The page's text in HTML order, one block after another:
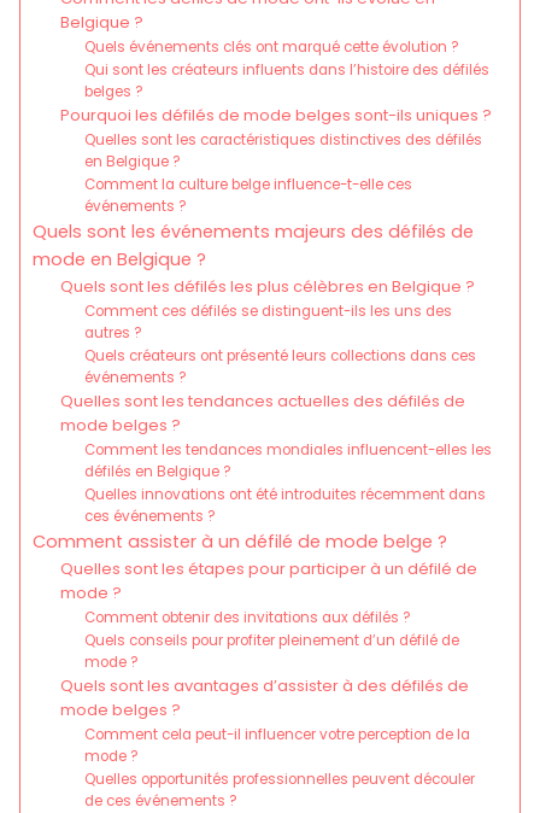
Belgique ?
Quels événements clés ont marqué cette évolution ?
Qui sont les créateurs influents dans l’histoire des défilés
belges ?
Pourquoi les défilés de mode belges sont-ils uniques ?
Quelles sont les caractéristiques distinctives des défilés
en Belgique ?
Comment la culture belge influence-t-elle ces
événements ?
Quels sont les événements majeurs des défilés de
mode en Belgique ?
Quels sont les défilés les plus célèbres en Belgique ?
Comment ces défilés se distinguent-ils les uns des
autres ?
Quels créateurs ont présenté leurs collections dans ces
événements ?
Quelles sont les tendances actuelles des défilés de
mode belges ?
Comment les tendances mondiales influencent-elles les
défilés en Belgique ?
Quelles innovations ont été introduites récemment dans
ces événements ?
Comment assister à un défilé de mode belge ?
Quelles sont les étapes pour participer à un défilé de
mode ?
Comment obtenir des invitations aux défilés ?
Quels conseils pour profiter pleinement d’un défilé de
mode ?
Quels sont les avantages d’assister à des défilés de
mode belges ?
Comment cela peut-il influencer votre perception de la
mode ?
Quelles opportunités professionnelles peuvent découler
de ces événements ?